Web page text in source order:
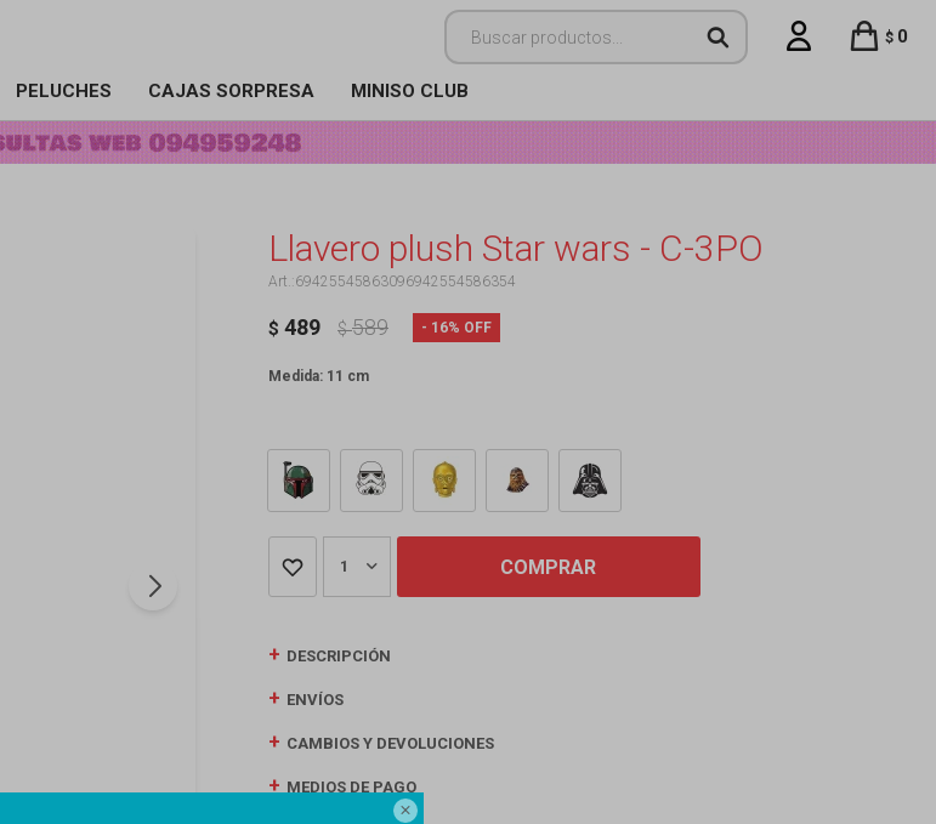

PELUCHES CAJAS SORPRESA MINISO CLUB
$ 0
Llavero plush Star wars - C-3PO
69425545863096942554586354
$ 489 $ 589 16
Medida: 11 cm
1 COMPRAR
DESCRIPCIÓN
ENVÍOS
CAMBIOS Y DEVOLUCIONES
MEDIOS DE PAGO